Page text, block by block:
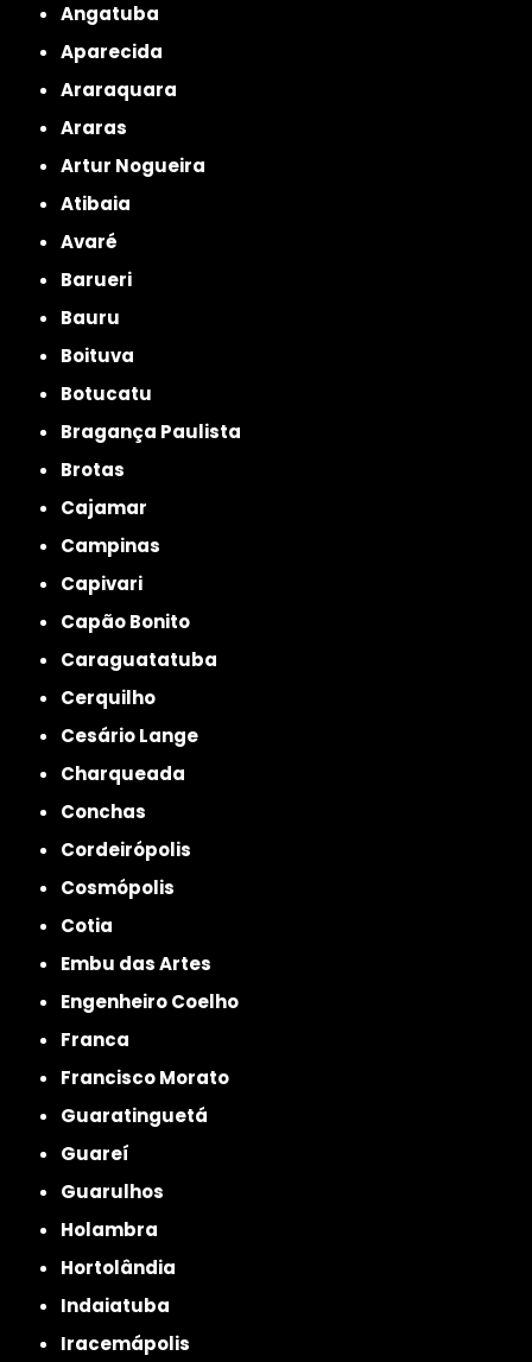
Angatuba
Aparecida
Araraquara
Araras
Artur Nogueira
Atibaia
Avaré
Barueri
Bauru
Boituva
Botucatu
Bragança Paulista
Brotas
Cajamar
Campinas
Capivari
Capão Bonito
Caraguatatuba
Cerquilho
Cesário Lange
Charqueada
Conchas
Cordeirópolis
Cosmópolis
Cotia
Embu das Artes
Engenheiro Coelho
Franca
Francisco Morato
Guaratinguetá
Guareí
Guarulhos
Holambra
Hortolândia
Indaiatuba
Iracemápolis